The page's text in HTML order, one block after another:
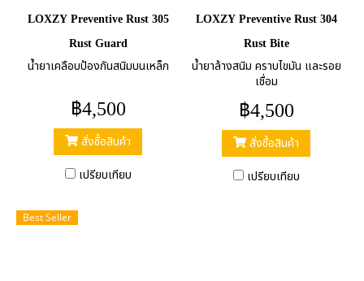
LOXZY Preventive Rust 305
Rust Guard
น้ำยาเคลือบป้องกันสนิมบนเหล็ก
฿4,500
สั่งซื้อสินค้า
เปรียบเทียบ
LOXZY Preventive Rust 304
Rust Bite
น้ำยาล้างสนิม คราบไขมัน และรอย
เชื่อม
฿4,500
สั่งซื้อสินค้า
เปรียบเทียบ
Best Seller